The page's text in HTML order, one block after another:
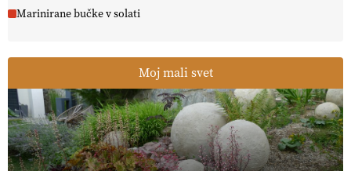
Marinirane bučke v solati
Moj mali svet